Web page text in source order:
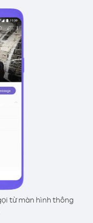
từ màn hình thông